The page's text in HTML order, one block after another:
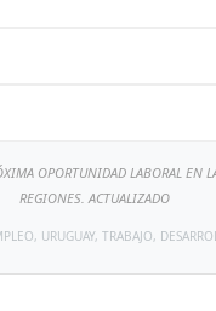
OPORTUNIDAD LABORAL EN
REGIONES. ACTUALIZADO
URUGUAY, TRABAJO,